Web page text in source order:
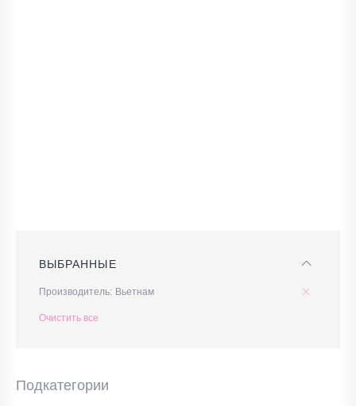
ВЫБРАННЫЕ
Производитель Вьетнам
Очистить все
Подкатегории